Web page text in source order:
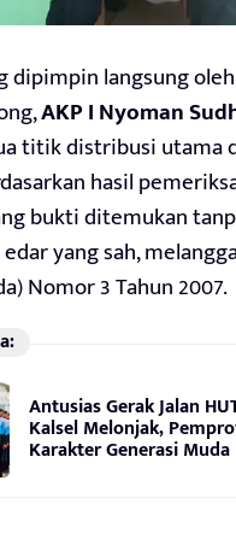
dipimpin langsung
AKP I Nyoman
titik distribusi utama
hasil
bukti ditemukan
yang sah,
Nomor 3 Tahun 2007.
Antusias Gerak Jalan
Kalsel Melonjak,
Karakter Generasi Muda